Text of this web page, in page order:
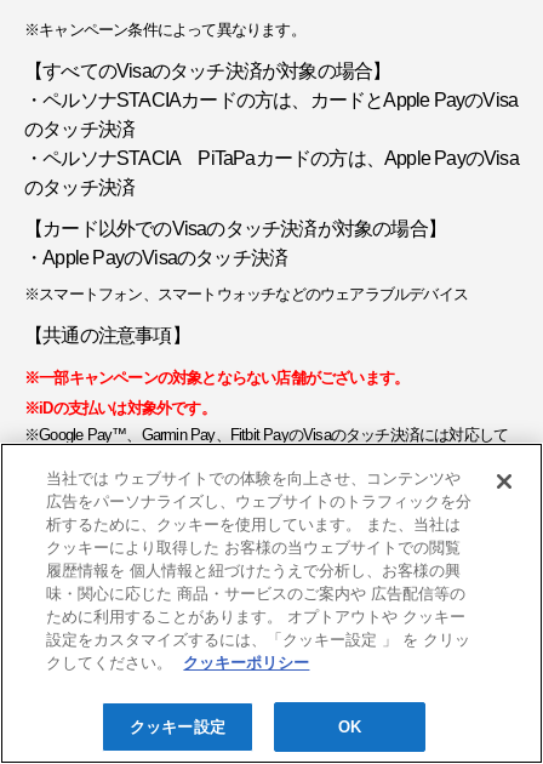
※キャンペーン条件によって異なります。
【すべてのVisaのタッチ決済が対象の場合】
・ペルソナSTACIAカードの方は、カードとApple PayのVisa
のタッチ決済
・ペルソナSTACIA PiTaPaカードの方は、Apple PayのVisa
のタッチ決済
【カード以外でのVisaのタッチ決済が対象の場合】
・Apple PayのVisaのタッチ決済
※スマートフォン、スマートウォッチなどのウェアラブルデバイス
【共通の注意事項】
※一部キャンペーンの対象とならない店舗がございます。
※iDの支払いは対象外です。
※Google Pay™、Garmin Pay、Fitbit PayのVisaのタッチ決済には対応して
Apple、Apple Pay、iPhoneは、Apple Inc.の商標です。
「iD」は株式会社NTTドコモの商標です。
Google PayはGoogle LLCの商標です。
【対象カード】
当社では ウェブサイトでの体験を向上させ、コンテンツや
広告をパーソナライズし、ウェブサイトのトラフィックを分
析するために、クッキーを使用しています。 また、当社は
クッキーにより取得した お客様の当ウェブサイトでの閲覧
履歴情報を 個人情報と紐づけたうえで分析し、お客様の興
味・関心に応じた 商品・サービスのご案内や 広告配信等の
ために利用することがあります。 オプトアウトや クッキー
設定をカスタマイズするには、「クッキー設定 」 を クリッ
クしてください。
クッキーポリシー
クッキー設定 OK